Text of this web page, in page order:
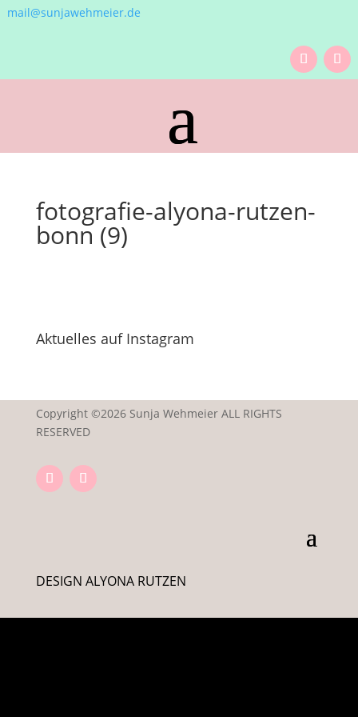
mail@sunjawehmeier.de
fotografie-alyona-rutzen-
bonn (9)
Aktuelles auf Instagram
Copyright ©2026 Sunja Wehmeier ALL RIGHTS
RESERVED
DESIGN ALYONA RUTZEN